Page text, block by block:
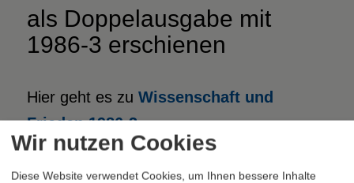
als Doppelausgabe mit
1986-3 erschienen
Hier geht es zu Wissenschaft und
Frieden 1986-3
Wir nutzen Cookies
Diese Website verwendet Cookies, um Ihnen bessere Inhalte